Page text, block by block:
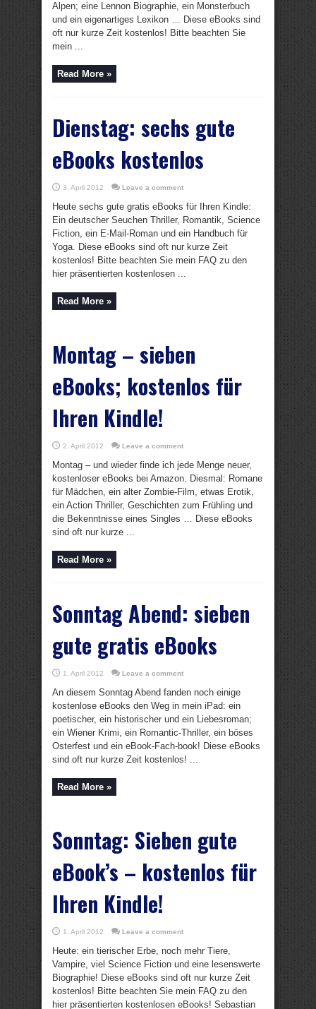
Alpen; eine Lennon Biographie, ein Monsterbuch
und ein eigenartiges Lexikon … Diese eBooks sind
oft nur kurze Zeit kostenlos! Bitte beachten Sie
mein ...
Read More »
Dienstag: sechs gute
eBooks kostenlos
3. April 2012 Leave a comment
Heute sechs gute gratis eBooks für Ihren Kindle:
Ein deutscher Seuchen Thriller, Romantik, Science
Fiction, ein E-Mail-Roman und ein Handbuch für
Yoga. Diese eBooks sind oft nur kurze Zeit
kostenlos! Bitte beachten Sie mein FAQ zu den
hier präsentierten kostenlosen ...
Read More »
Montag – sieben
eBooks; kostenlos für
Ihren Kindle!
2. April 2012 Leave a comment
Montag – und wieder finde ich jede Menge neuer,
kostenloser eBooks bei Amazon. Diesmal: Romane
für Mädchen, ein alter Zombie-Film, etwas Erotik,
ein Action Thriller, Geschichten zum Frühling und
die Bekenntnisse eines Singles … Diese eBooks
sind oft nur kurze ...
Read More »
Sonntag Abend: sieben
gute gratis eBooks
1. April 2012 Leave a comment
An diesem Sonntag Abend fanden noch einige
kostenlose eBooks den Weg in mein iPad: ein
poetischer, ein historischer und ein Liebesroman;
ein Wiener Krimi, ein Romantic-Thriller, ein böses
Osterfest und ein eBook-Fach-book! Diese eBooks
sind oft nur kurze Zeit kostenlos! ...
Read More »
Sonntag: Sieben gute
eBook’s – kostenlos für
Ihren Kindle!
1. April 2012 Leave a comment
Heute: ein tierischer Erbe, noch mehr Tiere,
Vampire, viel Science Fiction und eine lesenswerte
Biographie! Diese eBooks sind oft nur kurze Zeit
kostenlos! Bitte beachten Sie mein FAQ zu den
hier präsentierten kostenlosen eBooks! Sebastian